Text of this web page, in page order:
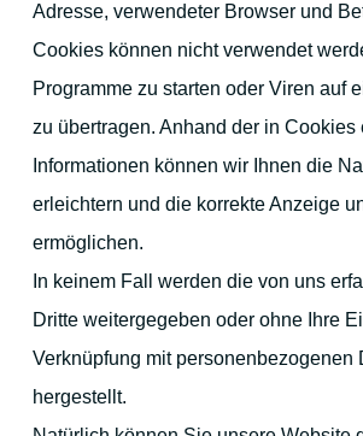
Adresse, verwendeter Browser und
Cookies können nicht verwendet
Programme zu starten oder Viren auf
zu übertragen. Anhand der in Cookies
Informationen können wir Ihnen die
erleichtern und die korrekte Anzeige
ermöglichen.
In keinem Fall werden die von uns
Dritte weitergegeben oder ohne Ihre
Verknüpfung mit personenbezogenen
hergestellt.